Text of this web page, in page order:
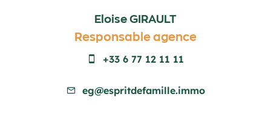
Eloise GIRAULT
Responsable agence
+33 6 77 12 11 11
eg@espritdefamille.immo